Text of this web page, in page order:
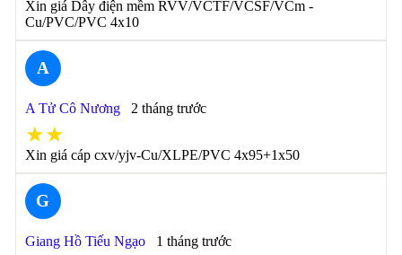
Xin giá Dây điện mềm RVV/VCTF/VCSF/VCm -
Cu/PVC/PVC 4x10
A
A Tử Cô Nương 2 tháng trước
★★
Xin giá cáp cxv/yjv-Cu/XLPE/PVC 4x95+1x50
G
Giang Hồ Tiếu Ngạo 1 tháng trước